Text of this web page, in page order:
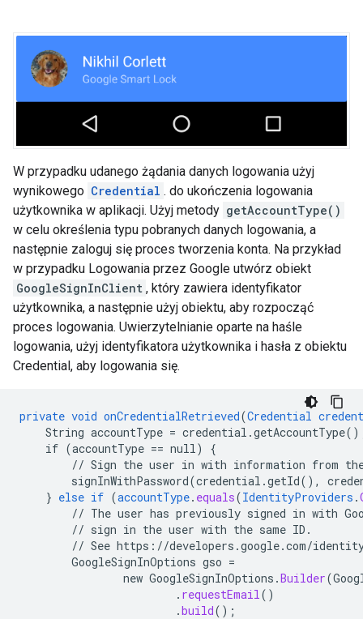
W przypadku udanego żądania danych logowania użyj
wynikowego Credential . do ukończenia logowania
użytkownika w aplikacji. Użyj metody getAccountType()
w celu określenia typu pobranych danych logowania, a
następnie zaloguj się proces tworzenia konta. Na przykład
w przypadku Logowania przez Google utwórz obiekt
GoogleSignInClient , który zawiera identyfikator
użytkownika, a następnie użyj obiektu, aby rozpocząć
proces logowania. Uwierzytelnianie oparte na haśle
logowania, użyj identyfikatora użytkownika i hasła z obiektu
Credential, aby logowania się.
private void onCredentialRetrieved(Credential
String accountType = credential.getAccountType()
if (accountType == null)
{
// Sign the user in with information from
signInWithPassword(credential.getId(),
} else if (accountType. equals(IdentityProviders .
// The user has previously signed in with
// sign in the user with the same ID.
// See https : //developers .google.com/
GoogleSignInOptions gso =
new GoogleSignInOptions .Builder(
. requestEmail ()
.build();